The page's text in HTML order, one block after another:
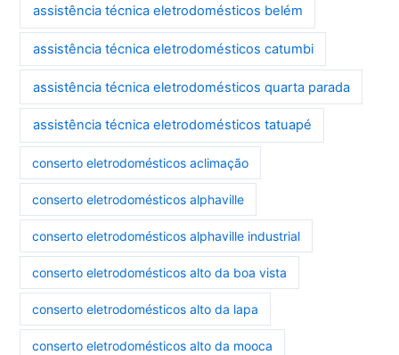
assistência técnica eletrodomésticos belém
assistência técnica eletrodomésticos catumbi
assistência técnica eletrodomésticos quarta parada
assistência técnica eletrodomésticos tatuapé
conserto eletrodomésticos aclimação
conserto eletrodomésticos alphaville
conserto eletrodomésticos alphaville industrial
conserto eletrodomésticos alto da boa vista
conserto eletrodomésticos alto da lapa
conserto eletrodomésticos alto da mooca